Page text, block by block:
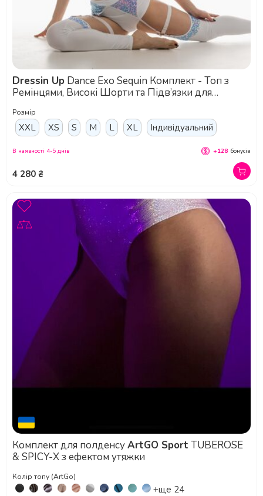
Dressin Up
Ремінцями, Високі Шорти та Підв’язки для
Розмір
XXL XS S M L XL Індивідуальний
4 280 ₴
В наявності 4-5 днів +128 бонусів
Комплект для полденсуArtGO Sport TUBEROSE
& SPICY-X з ефектом утяжки
Колір топу (ArtGo)
+ще 24